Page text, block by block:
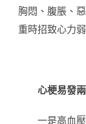
胸悶、腹脹、
重時招致心力
心梗易發
一是高血